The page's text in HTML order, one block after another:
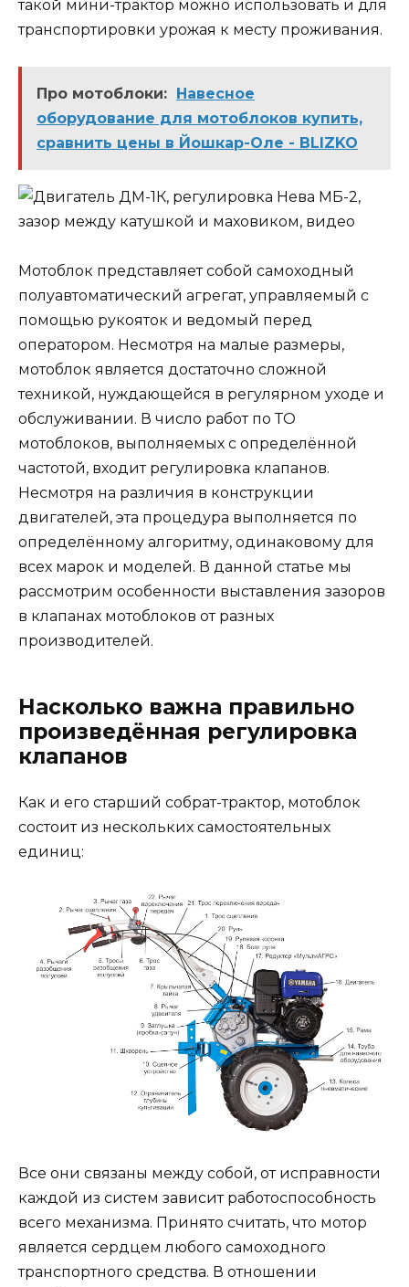
такой мини-трактор можно использовать и для
транспортировки урожая к месту проживания.
Про мотоблоки:
Навесное
оборудование для мотоблоков купить,
сравнить цены в Йошкар-Оле - BLIZKO
Мотоблок представляет собой самоходный
полуавтоматический агрегат, управляемый с
помощью рукояток и ведомый перед
оператором. Несмотря на малые размеры,
мотоблок является достаточно сложной
техникой, нуждающейся в регулярном уходе и
обслуживании. В число работ по ТО
мотоблоков, выполняемых с определённой
частотой, входит регулировка клапанов.
Несмотря на различия в конструкции
двигателей, эта процедура выполняется по
определённому алгоритму, одинаковому для
всех марок и моделей. В данной статье мы
рассмотрим особенности выставления зазоров
в клапанах мотоблоков от разных
производителей.
Насколько важна правильно
произведённая регулировка
клапанов
Как и его старший собрат-трактор, мотоблок
состоит из нескольких самостоятельных
единиц:
Все они связаны между собой, от исправности
каждой из систем зависит работоспособность
всего механизма. Принято считать, что мотор
является сердцем любого самоходного
транспортного средства. В отношении